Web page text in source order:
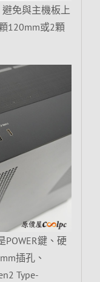
免與主機板上
120mm或2顆
鍵、硬
插孔、
Type-